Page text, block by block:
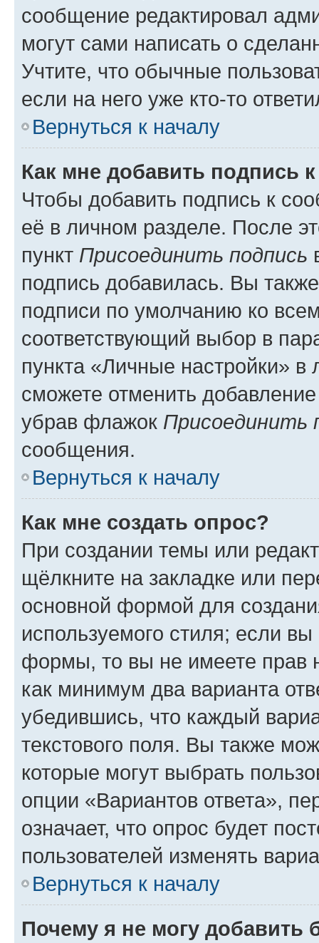
сообщение редактировал
могут сами написать о
Учтите, что обычные
если на него уже кто-то
Вернуться к началу
Как мне добавить подпись
Чтобы добавить подпись к
её в личном разделе. После
пункт Присоединить подпись
подпись добавилась. Вы
подписи по умолчанию ко
соответствующий выбор в
пункта «Личные настройки»
сможете отменить
убрав флажок Присоединить
сообщения.
Вернуться к началу
Как мне создать опрос?
При создании темы или
щёлкните на закладке или
основной формой для
используемого стиля; если
формы, то вы не имеете прав
как минимум два варианта
убедившись, что каждый
текстового поля. Вы также
которые могут выбрать
опции «Вариантов ответа»,
означает, что опрос будет
пользователей изменять
Вернуться к началу
Почему я не могу добавить